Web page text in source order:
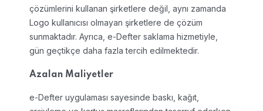
çözümlerini kullanan şirketlere değil, aynı zamanda
Logo kullanıcısı olmayan şirketlere de çözüm
sunmaktadır. Ayrıca, e-Defter saklama hizmetiyle,
gün geçtikçe daha fazla tercih edilmektedir.
Azalan Maliyetler
e-Defter uygulaması sayesinde baskı, kağıt,